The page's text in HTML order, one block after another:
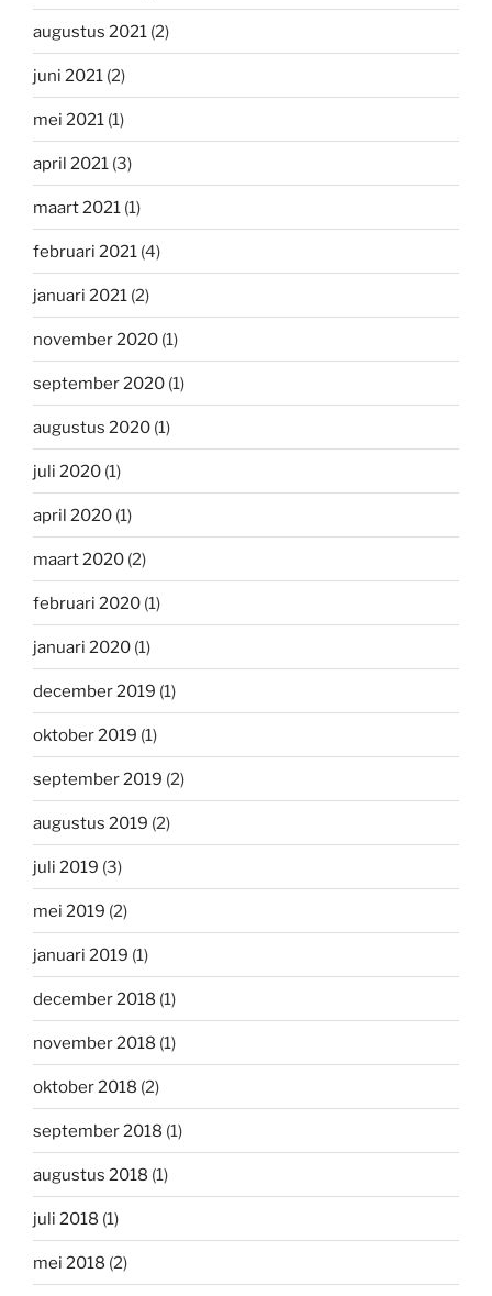
augustus 2021 (2)
juni 2021 (2)
mei 2021 (1)
april 2021 (3)
maart 2021 (1)
februari 2021 (4)
januari 2021 (2)
november 2020 (1)
september 2020 (1)
augustus 2020 (1)
juli 2020 (1)
april 2020 (1)
maart 2020 (2)
februari 2020 (1)
januari 2020 (1)
december 2019 (1)
oktober 2019 (1)
september 2019 (2)
augustus 2019 (2)
juli 2019 (3)
mei 2019 (2)
januari 2019 (1)
december 2018 (1)
november 2018 (1)
oktober 2018 (2)
september 2018 (1)
augustus 2018 (1)
juli 2018 (1)
mei 2018 (2)